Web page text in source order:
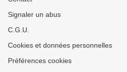
Signaler un abus
C.G.U.
Cookies et données personnelles
Préférences cookies